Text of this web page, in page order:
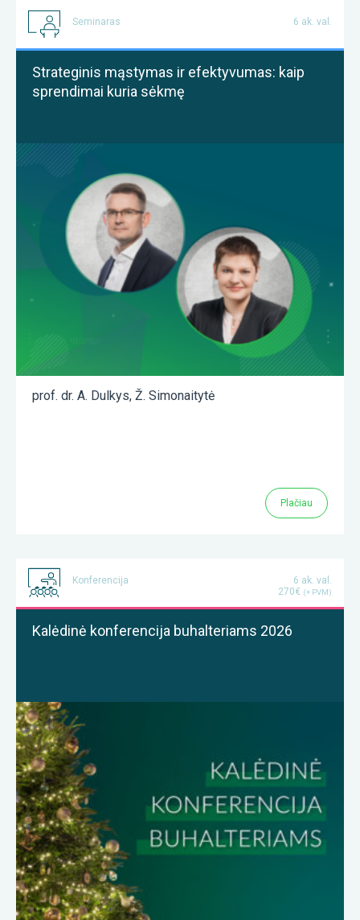
Seminaras 6 ak. val.
Strateginis mąstymas ir efektyvumas: kaip
sprendimai kuria sėkmę
prof. dr. A. Dulkys, Ž. Simonaitytė
Plačiau
Konferencija
6 ak. val.
270€ (+ PVM)
Kalėdinė konferencija buhalteriams 2026